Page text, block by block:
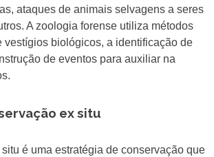
ataques de animais selvagens a seres
A zoologia forense utiliza métodos
vestígios biológicos, a identificação de
de eventos para auxiliar na
ex situ
é uma estratégia de conservação que